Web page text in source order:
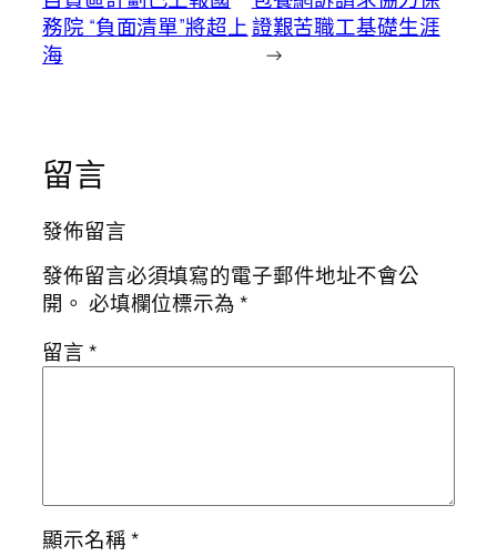
務院 “負面清單”將超上
海
證艱苦職工基礎生涯
→
留言
發佈留言
發佈留言必須填寫的電子郵件地址不會公
開。 必填欄位標示為*
留言*
顯示名稱*